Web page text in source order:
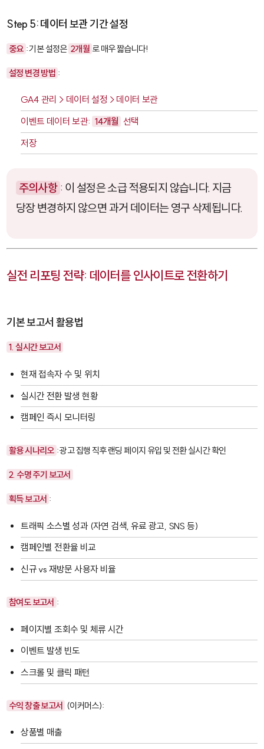
Step 5: 데이터 보관 기간 설정
중요 : 기본 설정은 2개월 로 매우 짧습니다!
설정 변경 방법 :
GA4 관리 > 데이터 설정 > 데이터 보관
이벤트 데이터 보관: 14개월 선택
저장
주의사항 : 이 설정은 소급 적용되지 않습니다. 지금
당장 변경하지 않으면 과거 데이터는 영구 삭제됩니다.
실전 리포팅 전략: 데이터를 인사이트로 전환하기
기본 보고서 활용법
1. 실시간 보고서
현재 접속자 수 및 위치
실시간 전환 발생 현황
캠페인 즉시 모니터링
활용 시나리오 : 광고 집행 직후 랜딩 페이지 유입 및 전환 실시간 확인
2. 수명 주기 보고서
획득 보고서 :
트래픽 소스별 성과 (자연 검색, 유료 광고, SNS 등)
캠페인별 전환율 비교
신규 vs 재방문 사용자 비율
참여도 보고서 :
페이지별 조회수 및 체류 시간
이벤트 발생 빈도
스크롤 및 클릭 패턴
수익 창출 보고서 (이커머스):
상품별 매출